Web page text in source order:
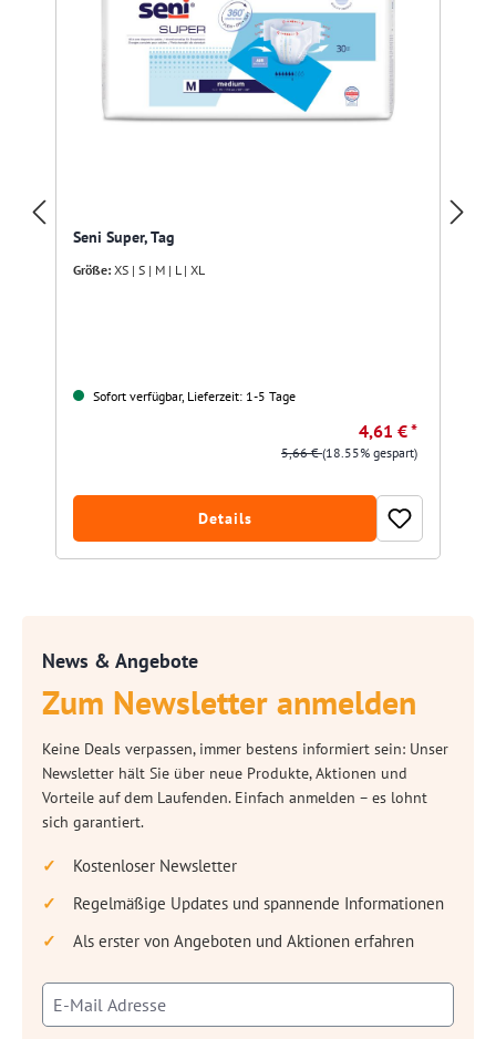
Seni Super, Tag
Größe: XS | S | M | L | XL
Sofort verfügbar, Lieferzeit: 1-5 Tage
4,61 € *
5,66 €(18.55% gespart)
Details
News & Angebote
Zum Newsletter anmelden
Keine Deals verpassen, immer bestens informiert sein: Unser
Newsletter hält Sie über neue Produkte, Aktionen und
Vorteile auf dem Laufenden. Einfach anmelden – es lohnt
sich garantiert.
Kostenloser Newsletter
Regelmäßige Updates und spannende Informationen
Als erster von Angeboten und Aktionen erfahren